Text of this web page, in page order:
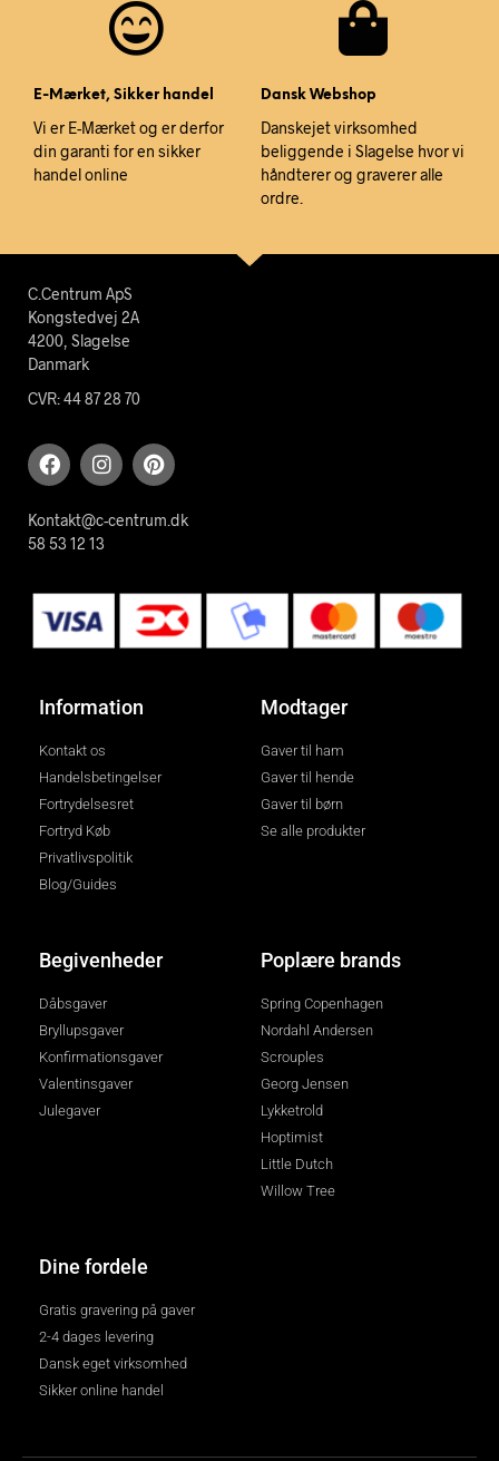
E-Mærket, Sikker handel
Vi er E-Mærket og er derfor
din garanti for en sikker
handel online
Dansk Webshop
Danskejet virksomhed
beliggende i Slagelse hvor vi
håndterer og graverer alle
ordre.
C.Centrum ApS
Kongstedvej 2A
4200, Slagelse
Danmark
CVR: 44 87 28 70
Kontakt@c-centrum.dk
58 53 12 13
Information
Kontakt os
Handelsbetingelser
Fortrydelsesret
Fortryd Køb
Privatlivspolitik
Blog/Guides
Modtager
Gaver til ham
Gaver til hende
Gaver til børn
Se alle produkter
Begivenheder
Dåbsgaver
Bryllupsgaver
Konfirmationsgaver
Valentinsgaver
Julegaver
Poplære brands
Spring Copenhagen
Nordahl Andersen
Scrouples
Georg Jensen
Lykketrold
Hoptimist
Little Dutch
Willow Tree
Dine fordele
Gratis gravering på gaver
2-4 dages levering
Dansk eget virksomhed
Sikker online handel